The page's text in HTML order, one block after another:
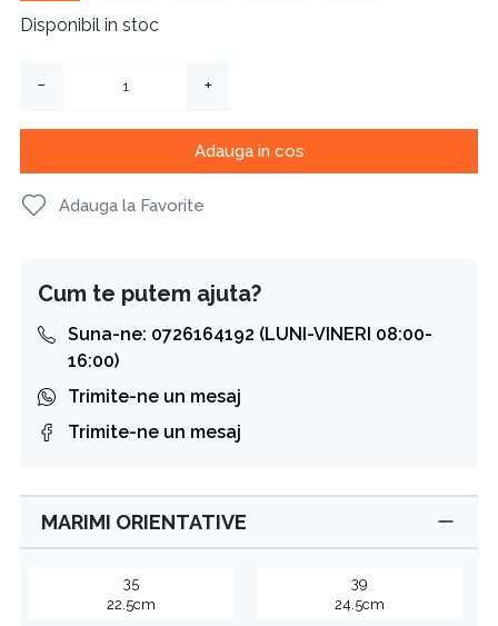
Disponibil in stoc
− +
Adauga in cos
Adauga la Favorite
Cum te putem ajuta?
Suna-ne: 0726164192 (LUNI-VINERI 08:00-
16:00)
Trimite-ne un mesaj
Trimite-ne un mesaj
MARIMI ORIENTATIVE
35
22.5cm
39
24.5cm